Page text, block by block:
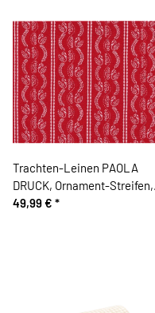
Trachten-Leinen PAOLA
DRUCK, Ornament-Streifen,
kräftiges rot-weiß
49,99 € *